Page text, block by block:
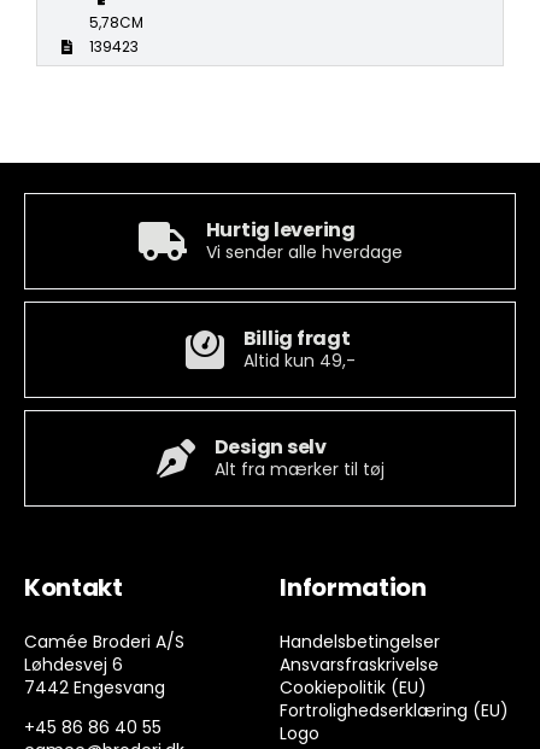
5,78CM
139423
Hurtig levering
Vi sender alle hverdage
Billig fragt
Altid kun 49,-
Design selv
Alt fra mærker til tøj
Kontakt
Camée Broderi A/S
Løhdesvej 6
7442 Engesvang
+45 86 86 40 55
Information
Handelsbetingelser
Ansvarsfraskrivelse
Cookiepolitik (EU)
Fortrolighedserklæring (EU)
Logo